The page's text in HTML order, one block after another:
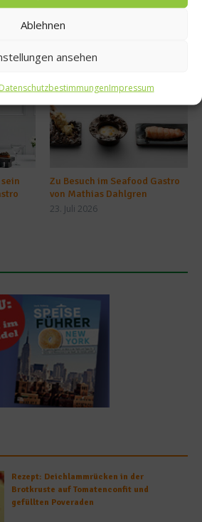
Ablehnen
ansehen
DatenschutzbestimmungenImpressum
Zu Besuch im Seafood Gastro
von Mathias Dahlgren
23. Juli 2026
Rezept: Deichlammrücken in der
Brotkruste auf Tomatenconfit und
gefüllten Poveraden